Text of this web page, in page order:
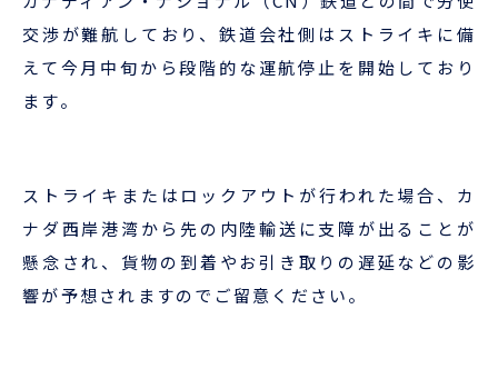
会員ログイン
お役立ちメニュー
お問い合わせ
交渉が難航しており、鉄道会社側はストライキに備
えて今月中旬から段階的な運航停止を開始しており
ます。
ストライキまたはロックアウトが行われた場合、カ
ナダ西岸港湾から先の内陸輸送に支障が出ることが
懸念され、貨物の到着やお引き取りの遅延などの影
響が予想されますのでご留意ください。